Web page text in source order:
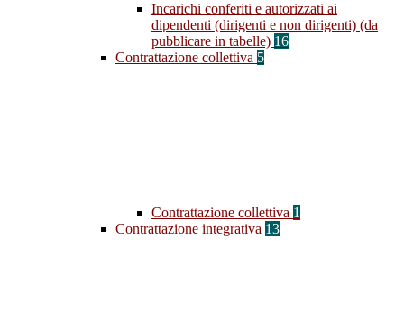
Incarichi conferiti e autorizzati ai
dipendenti (dirigenti e non dirigenti) (da
pubblicare in tabelle) 16
Contrattazione collettiva 5
Contrattazione collettiva 1
Contrattazione integrativa 13